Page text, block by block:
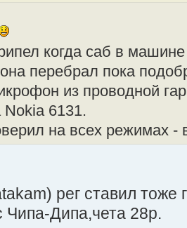
когда саб в машине
перебрал пока
из проводной
6131.
на всех режимах -
рег ставил тоже
Чипа-Дипа,чета 28р.